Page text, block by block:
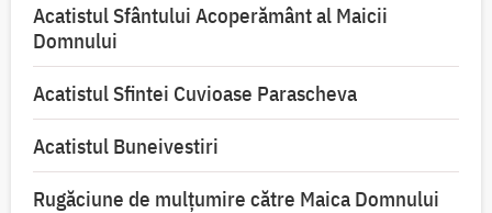
Acatistul Sfântului Acoperământ al Maicii
Domnului
Acatistul Sfintei Cuvioase Parascheva
Acatistul Buneivestiri
Rugăciune de mulţumire către Maica Domnului